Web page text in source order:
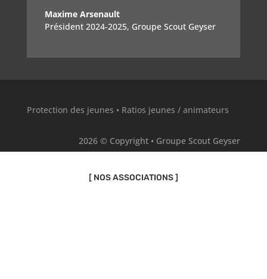
Maxime Arsenault
Président 2024-2025, Groupe Scout Geyser
Protection des jeunes • Ratios jeunes / animateurs
2026 © Copyright • Groupe Scout Geyser
[ NOS ASSOCIATIONS ]